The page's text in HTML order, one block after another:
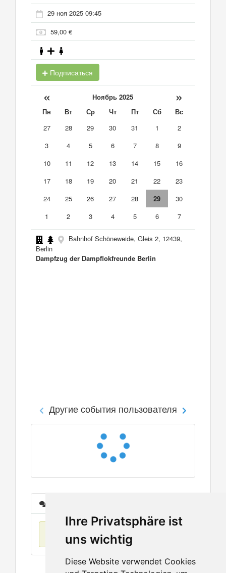
Ihre Privatsphäre ist
uns wichtig
Diese Website verwendet Cookies
29 ноя 2025 09:45
59,00 €
Подписаться
« Ноябрь 2025 »
Пн Вт Ср Чт Пт Сб
Вс
27
28 29 30 31 1
2
3
4 5 6 7 8
9
10
11 12 13 14 15
16
17
18 19 20 21 22
23
24
25 26 27 28 29
30
1
2 3 4 5 6 7
Bahnhof Schöneweide, Gleis 2, 12439,
Berlin
Dampfzug der Dampflokfreunde Berlin
Другие события пользователя